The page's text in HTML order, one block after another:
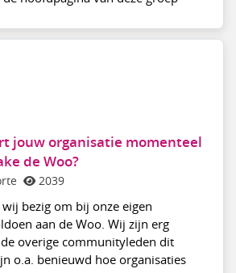
jouw organisatie momenteel
de Woo?
2039
bezig om bij onze eigen
aan de Woo. Wij zijn erg
overige communityleden dit
o.a. benieuwd hoe organisaties